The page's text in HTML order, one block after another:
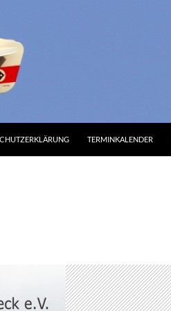
TERMINKALENDER